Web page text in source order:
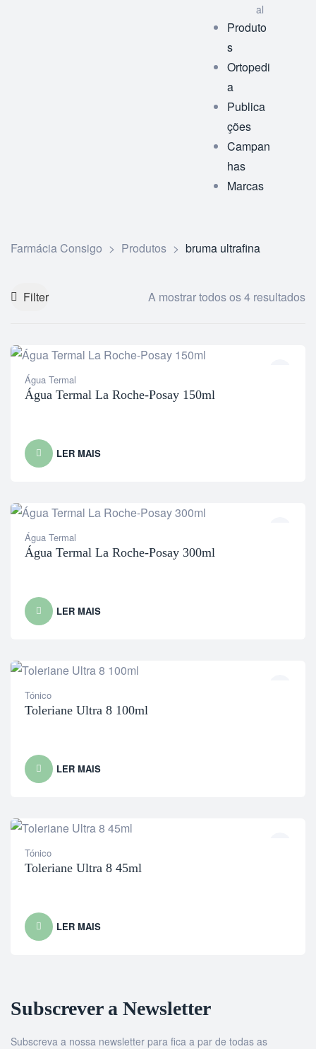
al
Produto
s
Ortopedi
a
Publica
ções
Campan
has
Marcas
Farmácia Consigo > Produtos > bruma ultrafina
Filter A mostrar todos os 4 resultados
Água Termal
Água Termal La Roche-Posay 150ml
LER MAIS
Água Termal
Água Termal La Roche-Posay 300ml
LER MAIS
Tónico
Toleriane Ultra 8 100ml
LER MAIS
Tónico
Toleriane Ultra 8 45ml
LER MAIS
Subscrever a Newsletter
Subscreva a nossa newsletter para fica a par de todas as